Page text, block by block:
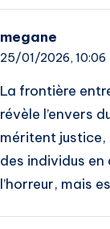
megane
25/01/2026, 10:06
La frontière
révèle l’envers
méritent justice,
des individus
l’horreur, mais